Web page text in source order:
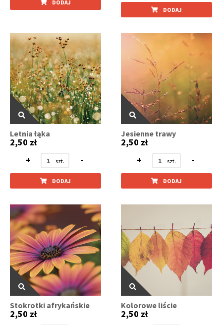
DODAJ
DODAJ
Letnia łąka
2,50 zł
+
-
DODAJ
Jesienne trawy
2,50 zł
+
-
DODAJ
Stokrotki afrykańskie
2,50 zł
Kolorowe liście
2,50 zł